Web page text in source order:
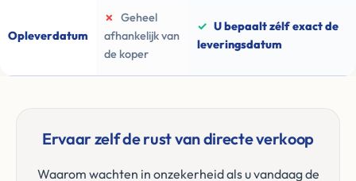
Opleverdatum
✗
Geheel
afhankelijk van
de koper
✓ U bepaalt zélf exact de
leveringsdatum
Ervaar zelf de rust van directe verkoop
Waarom wachten in onzekerheid als u vandaag de